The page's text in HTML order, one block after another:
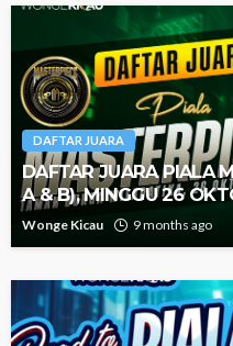
DAFTAR JUARA
DAFTAR JUARA PIALA
A & B), MINGGU 26
Wonge Kicau 9 months ago